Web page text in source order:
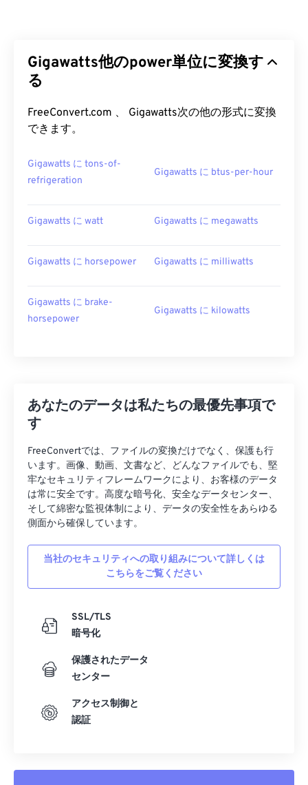
Gigawatts他のpower単位に変換す
る
FreeConvert.com 、 Gigawatts次の他の形式に変換
できます。
Gigawatts に tons-of-
refrigeration
Gigawatts に btus-per-hour
Gigawatts に watt Gigawatts に megawatts
Gigawatts に horsepower Gigawatts に milliwatts
Gigawatts に brake-
horsepower
Gigawatts に kilowatts
あなたのデータは私たちの最優先事項で
す
FreeConvertでは、ファイルの変換だけでなく、保護も行
います。画像、動画、文書など、どんなファイルでも、堅
牢なセキュリティフレームワークにより、お客様のデータ
は常に安全です。高度な暗号化、安全なデータセンター、
そして綿密な監視体制により、データの安全性をあらゆる
側面から確保しています。
当社のセキュリティへの取り組みについて詳しくは
こちらをご覧ください
SSL/TLS
暗号化
保護されたデータ
センター
アクセス制御と
認証